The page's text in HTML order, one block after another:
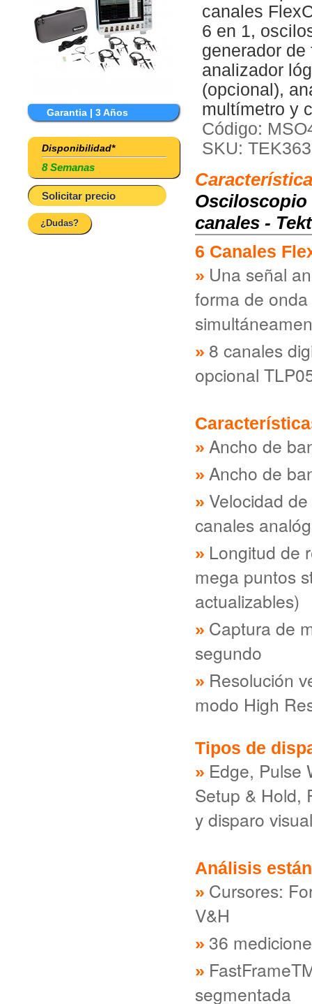
Garantia | 3 Años
Disponibilidad*
8 Semanas
Solicitar precio
¿Dudas?
canales
6 en 1,
generador
analizador
(opcional),
multímetro y
Código:
SKU:
Osciloscopio
canales -
6 Canales
Una señal
forma de
8 canales
opcional
Ancho de
Ancho de
Velocidad
canales
Longitud de
mega puntos
actualizables)
Captura de
segundo
Resolución
modo High
Tipos de
Edge, Pulse
Setup & Hold,
y disparo visual
Análisis
Cursores:
V&H
36
segmentada